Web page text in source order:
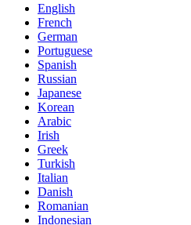
English
French
German
Portuguese
Spanish
Russian
Japanese
Korean
Arabic
Irish
Greek
Turkish
Italian
Danish
Romanian
Indonesian